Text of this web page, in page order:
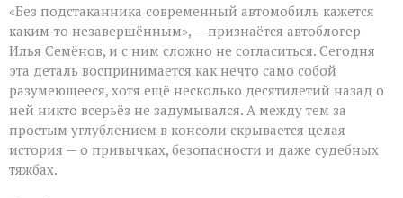
незаметный
герой
автомобильного
салона
«Без подстаканника современный автомобиль кажется
каким‑то незавершённым», — признаётся автоблогер
Илья Семёнов, и с ним сложно не согласиться. Сегодня
эта деталь воспринимается как нечто само собой
разумеющееся, хотя ещё несколько десятилетий назад о
ней никто всерьёз не задумывался. А между тем за
простым углублением в консоли скрывается целая
история — о привычках, безопасности и даже судебных
тяжбах.